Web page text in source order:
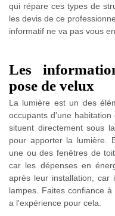
qui répare ces types de
les devis de ce
informatif ne va pas vous
Les
pose de velux
La lumière est un des
occupants d'une
situent directement sous
pour apporter la lumière.
une ou des fenêtres de
car les dépenses en
après leur installation, car
lampes. Faites confiance
a l'expérience pour cela.